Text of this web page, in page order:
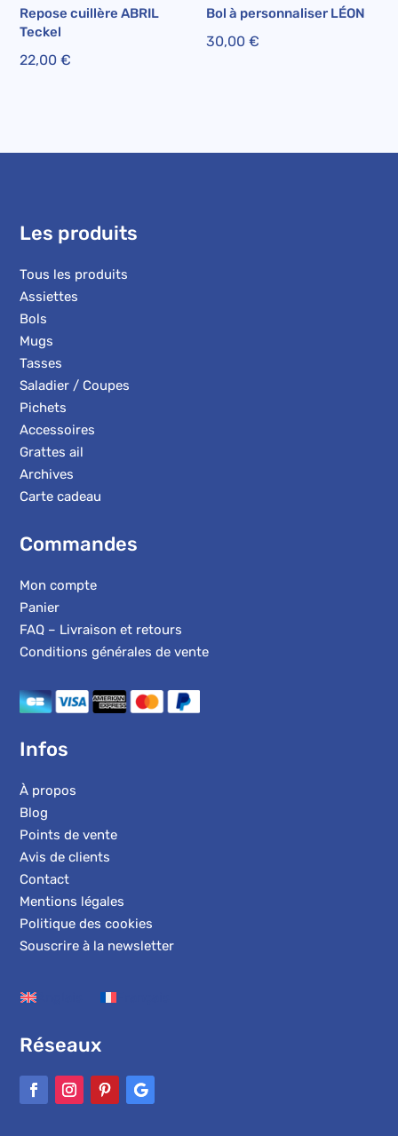
Repose cuillère ABRIL
Teckel
22,00€
Bol à personnaliser LÉON
30,00€
Les produits
Tous les produits
Assiettes
Bols
Mugs
Tasses
Saladier / Coupes
Pichets
Accessoires
Grattes ail
Archives
Carte cadeau
Commandes
Mon compte
Panier
FAQ – Livraison et retours
Conditions générales de vente
Infos
À propos
Blog
Points de vente
Avis de clients
Contact
Mentions légales
Politique des cookies
Souscrire à la newsletter
Réseaux